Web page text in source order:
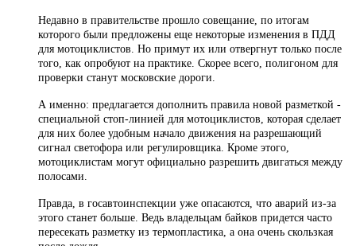
Недавно в правительстве прошло совещание, по итогам
которого были предложены еще некоторые изменения в ПДД
для мотоциклистов. Но примут их или отвергнут только после
того, как опробуют на практике. Скорее всего, полигоном для
проверки станут московские дороги.
А именно: предлагается дополнить правила новой разметкой -
специальной стоп-линией для мотоциклистов, которая сделает
для них более удобным начало движения на разрешающий
сигнал светофора или регулировщика. Кроме этого,
мотоциклистам могут официально разрешить двигаться между
полосами.
Правда, в госавтоинспекции уже опасаются, что аварий из-за
этого станет больше. Ведь владельцам байков придется часто
пересекать разметку из термопластика, а она очень скользкая